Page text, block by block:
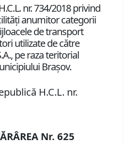
nr. 734/2018 privind
anumitor categorii
de transport
utilizate de către
pe raza teritorial
Braşov.
H.C.L. nr.
Nr. 625